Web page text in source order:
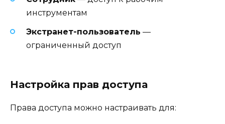
инструментам
Экстранет-пользователь —
ограниченный доступ
Настройка прав доступа
Права доступа можно настраивать для: